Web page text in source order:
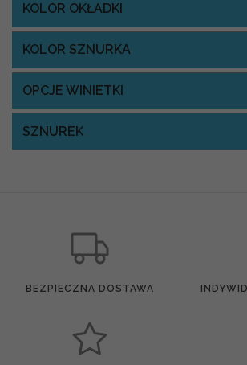
KOLOR OKŁADKI
KOLOR SZNURKA
OPCJE WINIETKI
SZNUREK
BEZPIECZNA DOSTAWA